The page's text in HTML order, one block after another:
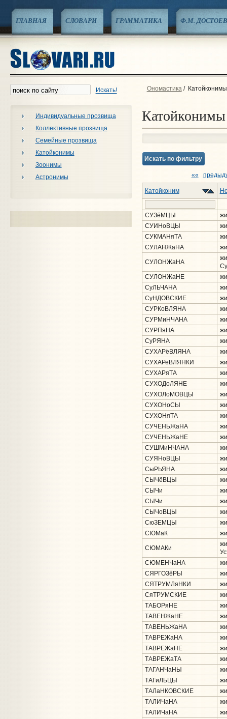
ГЛАВНАЯ СЛОВАРИ ГРАММАТИКА Ф.М.
Искать!
Индивидуальные прозвища
Коллективные прозвища
Семейные прозвища
Катойконимы
Зоонимы
Астронимы
Ономастика/ Катойконимы
Катойконимы
Искать по фильтру
««
Катойконим
СУЗёМЦЫ
СУИНоВЦЫ
СУКМАНяТА
СУЛАНЖаНА
СУЛОНЖаНА
СУЛОНЖаНЕ
СуЛЬЧАНА
СуНДОВСКИЕ
СУРКоВЛЯНА
СУРМиНЧАНА
СУРПяНА
СуРЯНА
СУХАРёВЛЯНА
СУХАРеВЛЯНКИ
СУХАРяТА
СУХОДоЛЯНЕ
СУХОЛоМОВЦЫ
СУХОНоСЫ
СУХОНяТА
СУЧЕНЬЖаНА
СУЧЕНЬЖаНЕ
СУШМиНЧАНА
СУЯНоВЦЫ
СыРЬЯНА
СЫЧёВЦЫ
СЫЧи
СЫЧи
СЫЧоВЦЫ
СюЗЕМЦЫ
СЮМаК
СЮМАКи
СЮМЕНЧаНА
СЯРГОЗёРЫ
СЯТРУМЛяНКИ
СяТРУМСКИЕ
ТАБОРяНЕ
ТАВЕНЖаНЕ
ТАВЕНЬЖаНА
ТАВРЕЖаНА
ТАВРЕЖаНЕ
ТАВРЕЖаТА
ТАГАНЧаНЫ
ТАГиЛЬЦЫ
ТАЛаНКОВСКИЕ
ТАЛИЧаНА
ТАЛИЧаНА